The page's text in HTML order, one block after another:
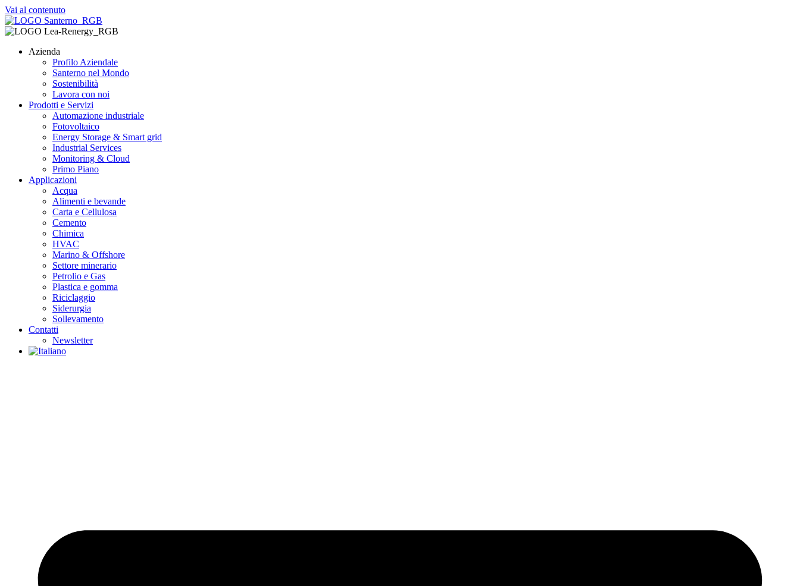
Vai al contenuto
Azienda
Profilo Aziendale
Santerno nel Mondo
Sostenibilità
Lavora con noi
Prodotti e Servizi
Automazione industriale
Fotovoltaico
Energy Storage & Smart grid
Industrial Services
Monitoring & Cloud
Primo Piano
Applicazioni
Acqua
Alimenti e bevande
Carta e Cellulosa
Cemento
Chimica
HVAC
Marino & Offshore
Settore minerario
Petrolio e Gas
Plastica e gomma
Riciclaggio
Siderurgia
Sollevamento
Contatti
Newsletter